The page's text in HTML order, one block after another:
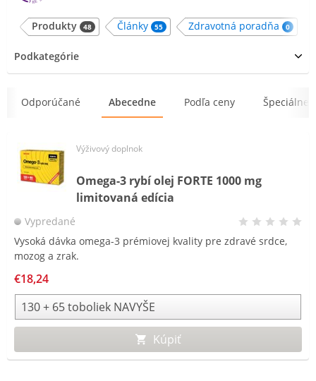
Produkty 48 Články 55 Zdravotná poradňa 0
Podkategórie
Odporúčané Abecedne Podľa ceny Špeciálne
Výživový doplnok
Omega-3 rybí olej FORTE 1000 mg
limitovaná edícia
Vypredané
Vysoká dávka omega-3 prémiovej kvality pre zdravé srdce,
mozog a zrak.
€18,24
Kúpiť